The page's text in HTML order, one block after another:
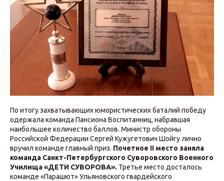
По итогу захватывающих юмористических баталий победу
одержала команда Пансиона Воспитанниц, набравшая
наибольшее количество баллов. Министр обороны
Российской Федерации Сергей Кужугетович Шойгу лично
вручил команде главный приз. Почетное II место заняла
команда Санкт-Петербургского Суворовского Военного
Училища «ДЕТИ СУВОРОВА». Третье место досталось
команде «Парашют» Ульяновского гвардейского